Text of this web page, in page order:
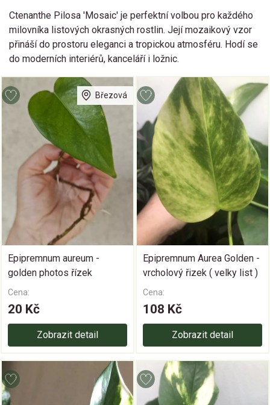
Ctenanthe Pilosa 'Mosaic' je perfektní volbou pro každého
milovníka listových okrasných rostlin. Její mozaikový vzor
přináší do prostoru eleganci a tropickou atmosféru. Hodí se
do moderních interiérů, kanceláří i ložnic.
Březová
Epipremnum aureum -
golden photos řízek
Cena:
20 Kč
Zobrazit detail
Epipremnum Aurea Golden -
vrcholový řizek ( velky list )
Cena:
108 Kč
Zobrazit detail